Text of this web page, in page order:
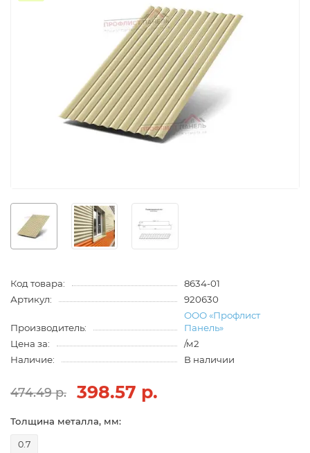
Код товара:
8634-01
Артикул:
920630
Производитель:
ООО «Профлист
Панель»
Цена за:
/м2
Наличие:
В наличии
474.49 р. 398.57 р.
Толщина металла, мм:
0.7